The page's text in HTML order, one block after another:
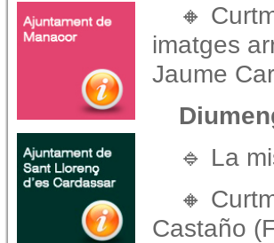
🔸
imatges
Jaume
🔹 La
🔸
Castaño